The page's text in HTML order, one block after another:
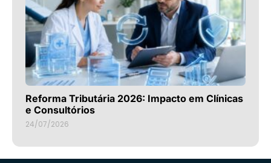
Reforma Tributária 2026: Impacto em Clínicas
e Consultórios
24/07/2026